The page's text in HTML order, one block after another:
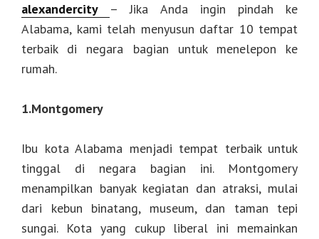
alexandercity
– Jika Anda ingin pindah ke
Alabama, kami telah menyusun daftar 10 tempat
terbaik di negara bagian untuk menelepon ke
rumah.
1.Montgomery
Ibu kota Alabama menjadi tempat terbaik untuk
tinggal di negara bagian ini. Montgomery
menampilkan banyak kegiatan dan atraksi, mulai
dari kebun binatang, museum, dan taman tepi
sungai. Kota yang cukup liberal ini memainkan